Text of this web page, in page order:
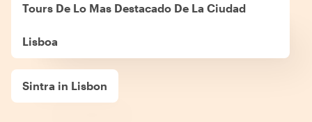
Tours De Lo Mas Destacado De La Ciudad
Lisboa
Sintra in Lisbon